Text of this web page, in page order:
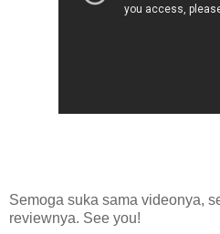
Semoga suka sama videonya,
reviewnya. See you!